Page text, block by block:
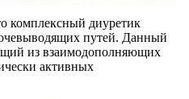
комплексный диуретик
путей. Данный
из взаимодополняющих
активных